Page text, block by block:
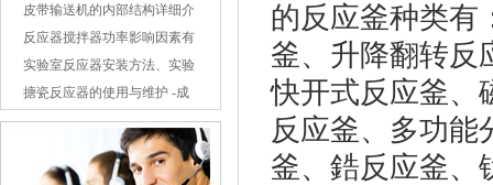
装
皮带输送机的内部结构详细介
绍
反应器搅拌器功率影响因素有
什么？反应釜中搅
实验室反应器安装方法、实验
室反应器使用 -成都
搪瓷反应器的使用与维护 -成
都搪瓷反应器
的反应釜种类有
釜、升降翻转反
快开式反应釜、
反应釜、多功能
釜、鋯反应釜、